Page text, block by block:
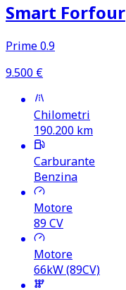
Smart Forfour
Prime 0.9
9.500 €
Chilometri
190.200 km
Carburante
Benzina
Motore
89CV
Motore
66kW (89CV)